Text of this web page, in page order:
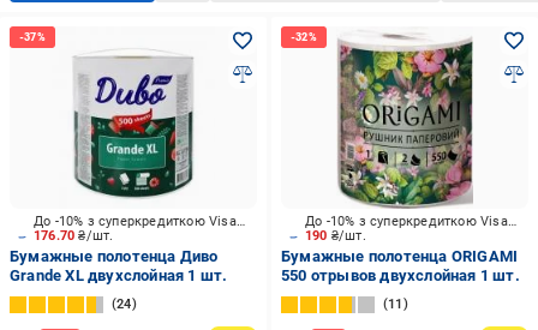
176.70₴/шт.
До -10% з суперкредиткою Visa Вигода
Бумажные полотенца Диво
Grande XL двухслойная 1 шт.
24
190 ₴/шт.
До -10% з суперкредиткою Visa Вигода
Бумажные полотенца ORIGAMI
550 отрывов двухслойная 1 шт.
11